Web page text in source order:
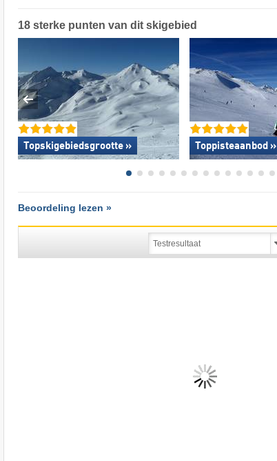
18 sterke punten van dit skigebied
Topskigebiedsgrootte » Toppisteaanbod »
Beoordeling lezen »